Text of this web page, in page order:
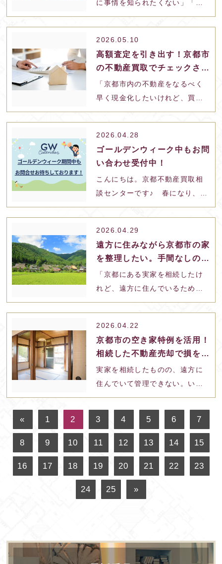
却する際、最終的な「手残り金
額」を大きく左右するのが、仲
に事情を知られたくない」「チ
ラシやネットに自宅の写真を載
んでいませんか。離婚や借金、
急な転勤、相続トラブルなど、
周囲に売却活動を知られにく
く、できるだけ早く現金化した
いというケースは少なくありま
せん。 そこで選ばれることが多
2026.05.10
高額査定を引き出す！京都市
の不動産買取でチェックされ
るポイントと準備
「京都市内の不動産をなるべく
早く現金化したいけれど、買い
叩かれるのは避けたい」「スピ
ナス評価を抑えて買い取っても
らうための具体的な根拠や方法
を知りたい」とお考えではあり
ませんか。 買取は仲介よりも売
却価格が下がりやすい傾向にあ
るものの、買取会社がどのよう
2026.04.28
ゴールデンウィーク中もお問
い合わせ受付中！
こんにちは。京都不動産買取相
談センターです♪ 春になり、朝
晩まだ肌寒い日が続きますが、
か。 さて、ゴールデンウィーク
に入りますが、弊社ではゴール
デンウィーク期間中も変わらず
お問い合わせを受け付けており
ます！ 査定は無料・スピーデ
ィーに対応いたします…
2026.04.29
遠方に住みながら京都市の家
を整理したい。手間なしの不
動産買取活用術
「京都にある実家を相続したけ
れど、遠方に住んでいるため管
理に行く時間も気力もない」
り、将来どうなってしまうのか
不安…」――こうした悩みを抱
えている方は決して少なくあり
ません。 離れた場所にある不動
産を管理し続けることは、交通
費などの金銭的な負担だけでな
2026.04.22
京都市の空き家特例を活用！
相続した不動産売却で損をし
ないための予備知識
実家を相続したものの、遠方に
住んでいて管理できない。いつ
か使おうと思ったまま何年も放
置している…。そんな空き家を
はどうなるのだろう」「ご近所
トラブルになったらどうしよ
う」と不安を感じている方は少
なくありません。 使わない空き
家を持ち続けることは、経済的
« 1 2 3 4 5 6 7
8 9 10 11 12 13 14 15
16 17 18 19 20 21 22 23
24 25 »